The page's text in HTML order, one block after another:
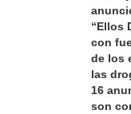
“Ellos
con
de los
las
16
son